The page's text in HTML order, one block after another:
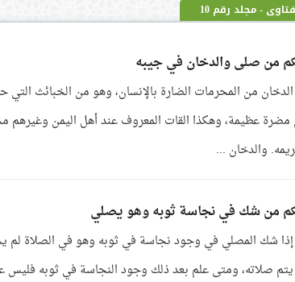
- مجلد رقم 10
من صلى والدخان في جيبه
عظيمة، وهكذا القات المعروف عند أهل اليمن وغيرهم
والدخان ...
من شك في نجاسة ثوبه وهو يصلي
شك المصلي في وجود نجاسة في ثوبه وهو في الصلاة لم يجز
صلاته، ومتى علم بعد ذلك وجود النجاسة في ثوبه فليس